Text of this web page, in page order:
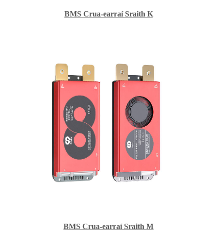
BMS Crua-earraí Sraith K
BMS Crua-earraí Sraith M